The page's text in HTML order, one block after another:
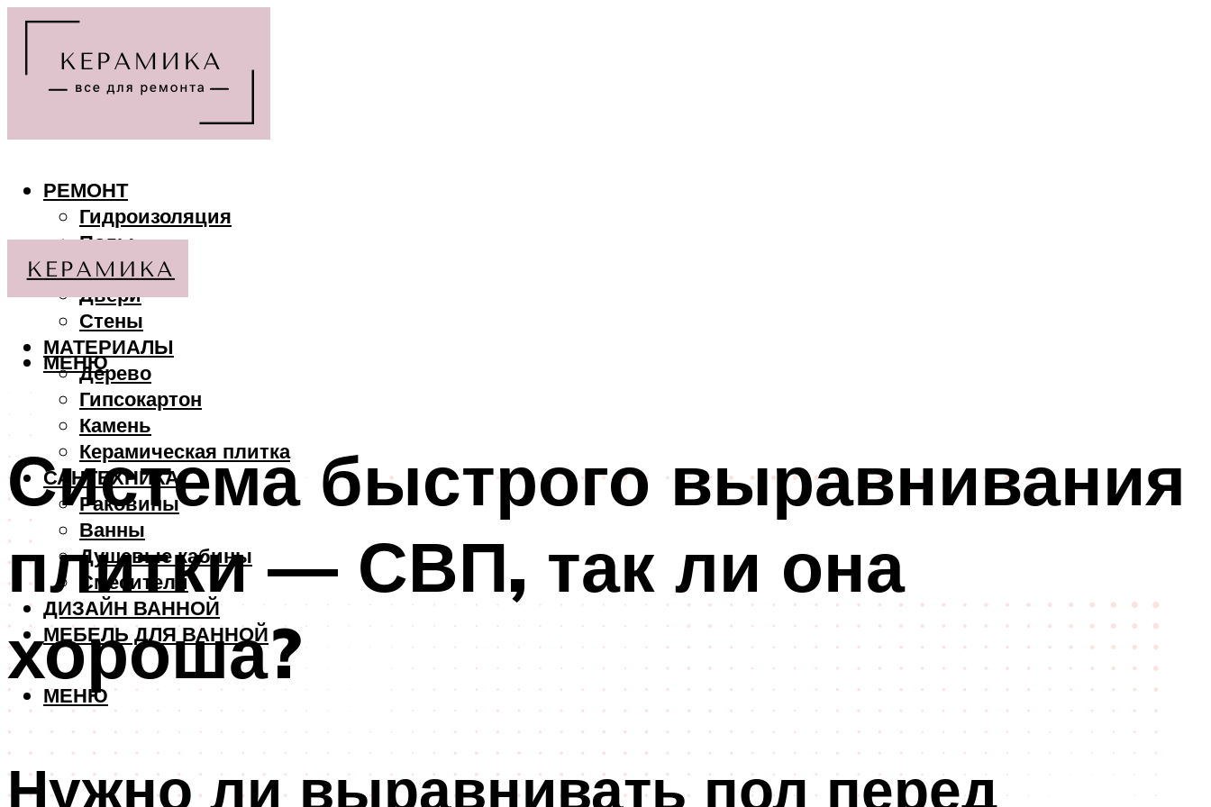
РЕМОНТ
Гидроизоляция
Полы
Потолки
Двери
Стены
МАТЕРИАЛЫ
Дерево
Гипсокартон
Камень
Керамическая плитка
САНТЕХНИКА
Раковины
Ванны
Душевые кабины
Смесители
ДИЗАЙН ВАННОЙ
МЕБЕЛЬ ДЛЯ ВАННОЙ
МЕНЮ
МЕНЮ
Система быстрого выравнивания
плитки — СВП, так ли она
хороша?
Нужно ли выравнивать пол перед